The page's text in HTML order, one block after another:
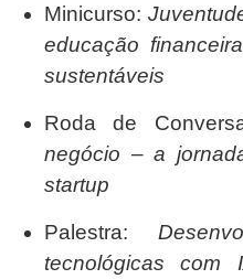
Minicurso:
educação
sustentáveis
Roda de
negócio – a
startup
Palestra:
tecnológicas